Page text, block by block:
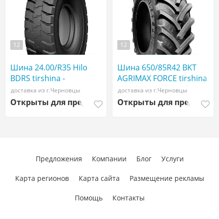
12
Шина 24.00/R35 Hilo
BDRS tirshina -
АГРОШИНА ☎️
0507773380
доставка из г.Черновцы
Открыты для предложений
12
Шина 650/85R42 BKT
AGRIMAX FORCE tirshina -
АГРОШИНА ☎️
0507773380
доставка из г.Черновцы
Открыты для
Предложения Компании Блог Услуги
Карта регионов Карта сайта Размещение рекламы
Помощь Контакты